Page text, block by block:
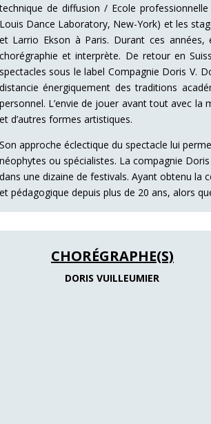
de diffusion / Ecole
Louis Dance Laboratory, New-York) et les
et Larrio Ekson à Paris. Durant ces années,
chorégraphie et interprète. De retour en
spectacles sous le label Compagnie Doris V.
distancie énergiquement des traditions
personnel. L’envie de jouer avant tout avec la
et d’autres formes artistiques.
Son approche éclectique du spectacle lui
néophytes ou spécialistes. La compagnie
dans une dizaine de festivals. Ayant obtenu la
et pédagogique depuis plus de 20 ans, alors
CHORÉGRAPHE(S)
DORIS VUILLEUMIER